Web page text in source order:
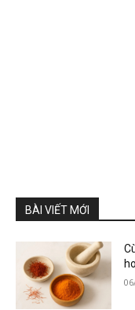
BÀI VIẾT MỚI